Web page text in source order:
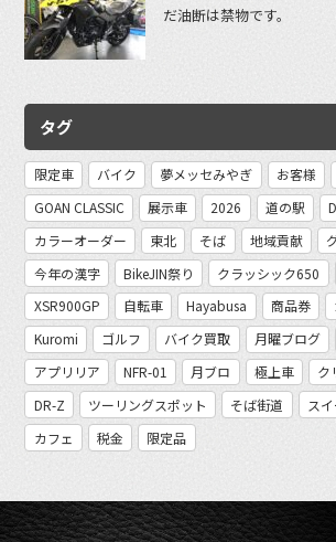
だ油断は禁物です。
タグ
限定車 バイク 夢メッセみやぎ お客様
GOAN CLASSIC
展示車 2026 道の駅
カラーオーダー
東北 そば 地域貢献
今年の漢字
BikeJIN祭り クラッシック650
XSR900GP
自転車 Hayabusa 商品券
Kuromi
ゴルフ バイク買取 月曜ブログ
アプリリア
NFR-01 月ブロ 極上車 ク
DR-Z
ツーリングスポット そば街道 ス
カフェ
税金 限定品